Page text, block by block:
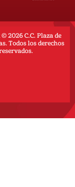
2026 C.C. Plaza de
Todos los derechos